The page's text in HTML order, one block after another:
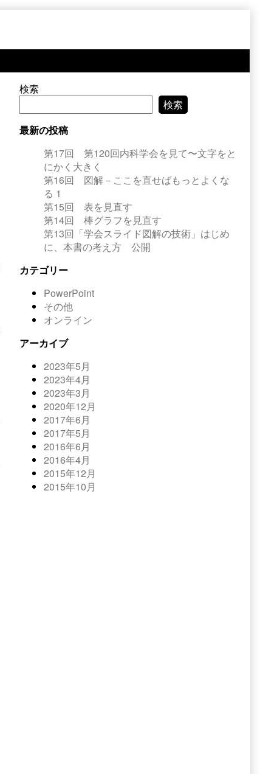
Primary
Sidebar
検索
検索
最新の投稿
第17回 第120回内科学会を見て〜文字をと
にかく大きく
第16回 図解－ここを直せばもっとよくな
る 1
第15回 表を見直す
第14回 棒グラフを見直す
第13回「学会スライド図解の技術」はじめ
に、本書の考え方 公開
カテゴリー
PowerPoint
その他
オンライン
アーカイブ
2023年5月
2023年4月
2023年3月
2020年12月
2017年6月
2017年5月
2016年6月
2016年4月
2015年12月
2015年10月